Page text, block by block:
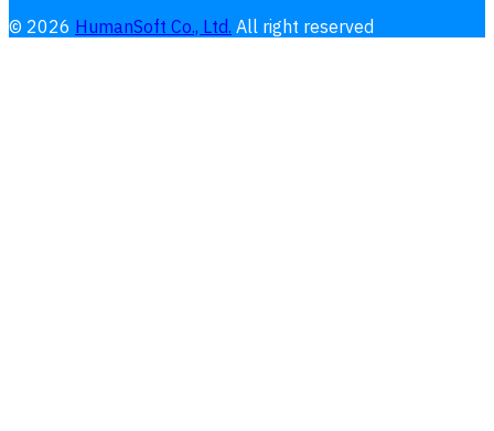
© 2026 HumanSoft Co., Ltd. All right reserved